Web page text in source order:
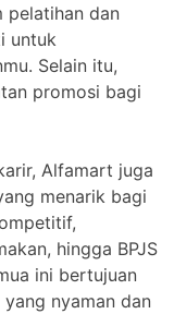
pelatihan dan
untuk
Selain itu,
promosi bagi
Alfamart juga
menarik bagi
hingga BPJS
ini bertujuan
nyaman dan